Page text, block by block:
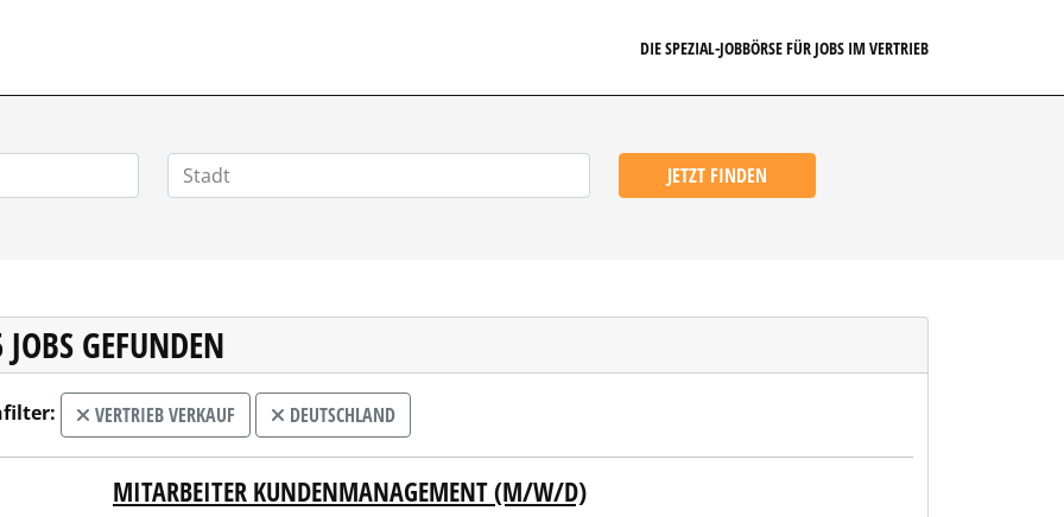
DIE SPEZIAL-JOBBÖRSE FÜR JOBS IM VERTRIEB
JETZT FINDEN
GEFUNDEN
VERTRIEB VERKAUF DEUTSCHLAND
GmbH & Co. KGMITARBEITER KUNDENMANAGEMENT (M/W/D)